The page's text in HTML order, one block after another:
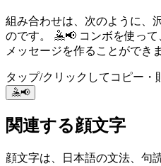
組み合わせは、次のように、
のです。 🤽📢 コンボを使っ
メッセージを作ることができ
タップ/クリックしてコピー・
🤽📢
関連する顔文字
顔文字は、日本語の文法、句